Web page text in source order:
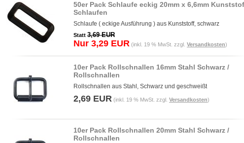
50er Pack Schlaufe eckig 20mm x 6,6mm
Schlaufen
Schlaufe ( eckige Ausführung ) aus Kunststoff, schwarz
Statt 3,69 EUR
Nur 3,29 EUR (inkl. 19 % MwSt. zzgl. Versandkosten)
10er Pack Rollschnallen 16mm Stahl Schwarz /
Rollschnallen
Rollschnallen aus Stahl, Schwarz und geschweißt
2,69 EUR (inkl. 19 % MwSt. zzgl. Versandkosten)
10er Pack Rollschnallen 20mm Stahl Schwarz /
Rollschnallen